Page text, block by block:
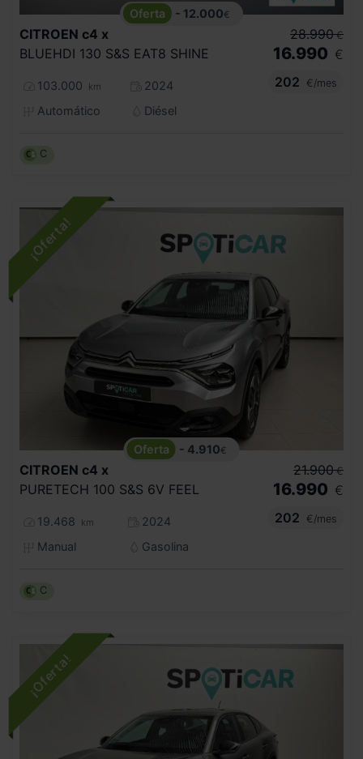
- 12.000€
CITROEN c4 x
BLUEHDI 130 S&S EAT8 SHINE
103.000 km
2024
Automático
Diésel
28.990 €
16.990 €
202
€/mes
C
- 4.910€
CITROEN c4 x
PURETECH 100 S&S 6V FEEL
19.468 km
2024
Manual
Gasolina
21.900 €
16.990 €
202
€/mes
C